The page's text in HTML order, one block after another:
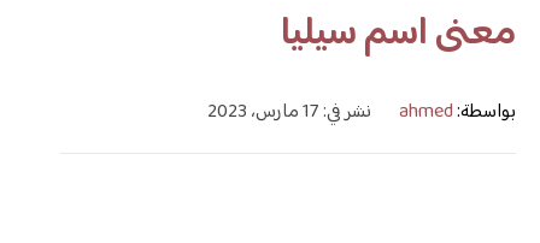
ابحث عن أي موضوع يهمكمعنى اسم سيليا
بواسطة:ahmed نشر في: 17 مارس، 2023